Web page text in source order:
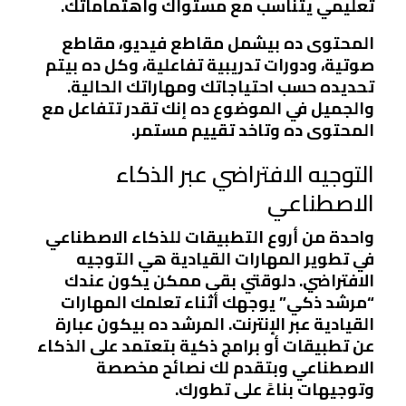
تعليمي يتناسب مع مستواك واهتماماتك.
المحتوى ده بيشمل مقاطع فيديو، مقاطع
صوتية، ودورات تدريبية تفاعلية، وكل ده بيتم
تحديده حسب احتياجاتك ومهاراتك الحالية.
والجميل في الموضوع ده إنك تقدر تتفاعل مع
المحتوى ده وتاخد تقييم مستمر.
التوجيه الافتراضي عبر الذكاء
الاصطناعي
واحدة من أروع التطبيقات للذكاء الاصطناعي
في تطوير المهارات القيادية هي التوجيه
الافتراضي. دلوقتي بقى ممكن يكون عندك
“مرشد ذكي” يوجهك أثناء تعلمك المهارات
القيادية عبر الإنترنت. المرشد ده بيكون عبارة
عن تطبيقات أو برامج ذكية بتعتمد على الذكاء
الاصطناعي وبتقدم لك نصائح مخصصة
وتوجيهات بناءً على تطورك.